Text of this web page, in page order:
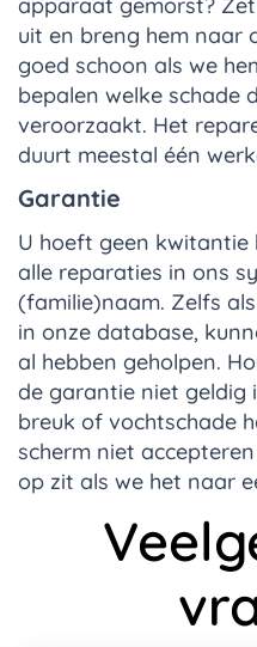
apparaat gemorst?
uit en breng hem naar
goed schoon als we
bepalen welke schade
veroorzaakt. Het
duurt meestal één
Garantie
U hoeft geen kwitantie
alle reparaties in ons
(familie)naam. Zelfs
in onze database,
al hebben geholpen.
de garantie niet geldig
breuk of vochtschade
scherm niet
op zit als we het naar